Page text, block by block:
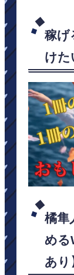
稼げ
けた
橘隼
める
あり